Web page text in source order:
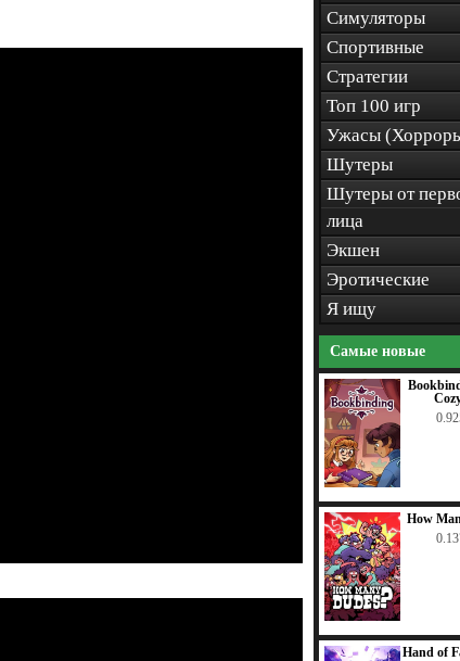
Симуляторы
Спортивные
Стратегии
Топ 100 игр
Ужасы
Шутеры
Шутеры от
лица
Экшен
Эротические
Я ищу
Самые новые
How
Hand of